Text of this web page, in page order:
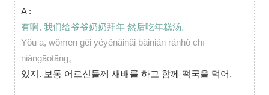
A :
有啊, 我们给爷爷奶奶拜年 然后吃年糕汤。
Yǒu a, wǒmen gěi yéyénǎinǎi bàinián ránhò chī
niángāotāng。
있지. 보통 어르신들께 새배를 하고 함께 떡국을 먹어.